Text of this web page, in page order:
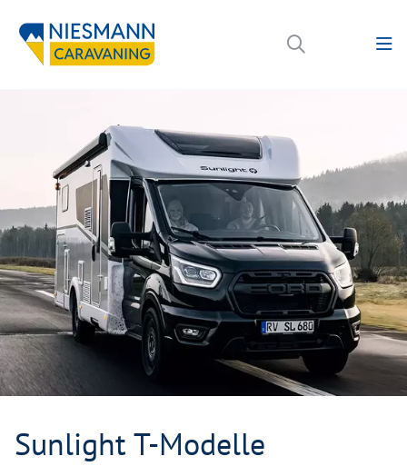
Sunlight T-Modelle